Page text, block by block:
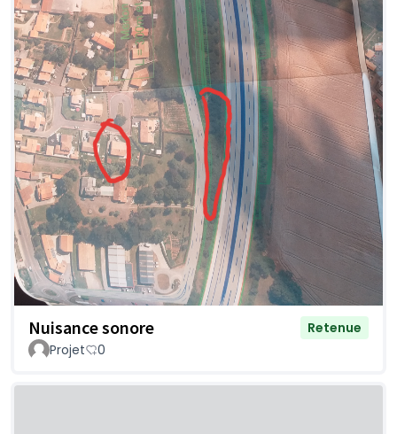
Nuisance sonore
Retenue
Projet
0